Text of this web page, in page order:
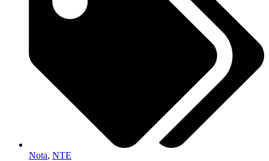
Nota, NTE